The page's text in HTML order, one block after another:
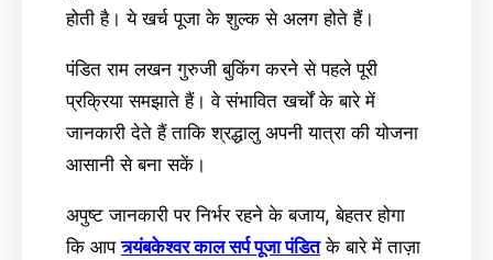
होती है। ये खर्च पूजा के शुल्क से अलग होते हैं।
पंडित राम लखन गुरुजी बुकिंग करने से पहले पूरी
प्रक्रिया समझाते हैं। वे संभावित खर्चों के बारे में
जानकारी देते हैं ताकि श्रद्धालु अपनी यात्रा की योजना
आसानी से बना सकें।
अपुष्ट जानकारी पर निर्भर रहने के बजाय, बेहतर होगा
कि आपत्र्यंबकेश्वर काल सर्प पूजा पंडितके बारे में ताज़ा